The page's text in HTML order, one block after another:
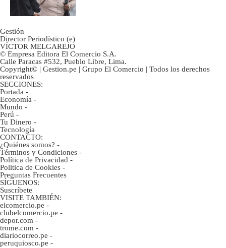
Gestión
Director Periodístico (e)
VÍCTOR MELGAREJO
© Empresa Editora El Comercio S.A.
Calle Paracas #532, Pueblo Libre, Lima.
Copyright© | Gestion.pe | Grupo El Comercio | Todos los derechos
reservados
SECCIONES:
Portada -
Economía -
Mundo -
Perú -
Tu Dinero -
Tecnología
CONTACTO:
¿Quiénes somos? -
Términos y Condiciones -
Política de Privacidad -
Politica de Cookies -
Preguntas Frecuentes
SÍGUENOS:
Suscríbete
VISITE TAMBIÉN:
elcomercio.pe -
clubelcomercio.pe -
depor.com -
trome.com -
diariocorreo.pe -
peruquiosco.pe -